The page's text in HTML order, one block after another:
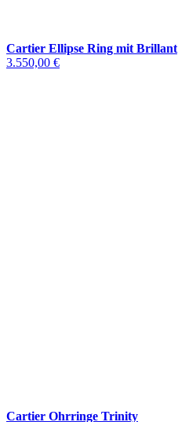
Cartier Ellipse Ring mit Brillant
3.550,00 €
Cartier Ohrringe Trinity